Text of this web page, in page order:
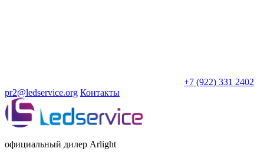
+7 (922) 331 2402
pr2@ledservice.org Контакты
официальный дилер Arlight